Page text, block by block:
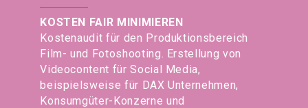
KOSTEN FAIR MINIMIEREN
Kostenaudit für den Produktionsbereich
Film- und Fotoshooting. Erstellung von
Videocontent für Social Media,
beispielsweise für DAX Unternehmen,
Konsumgüter-Konzerne und